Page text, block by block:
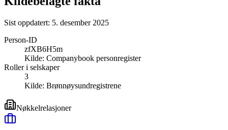
Sist oppdatert: 5. desember 2025
Person-ID
zfXB6H5m
Kilde: Companybook personregister
Roller i selskaper
3
Kilde: Brønnøysundregistrene
Nøkkelrelasjoner